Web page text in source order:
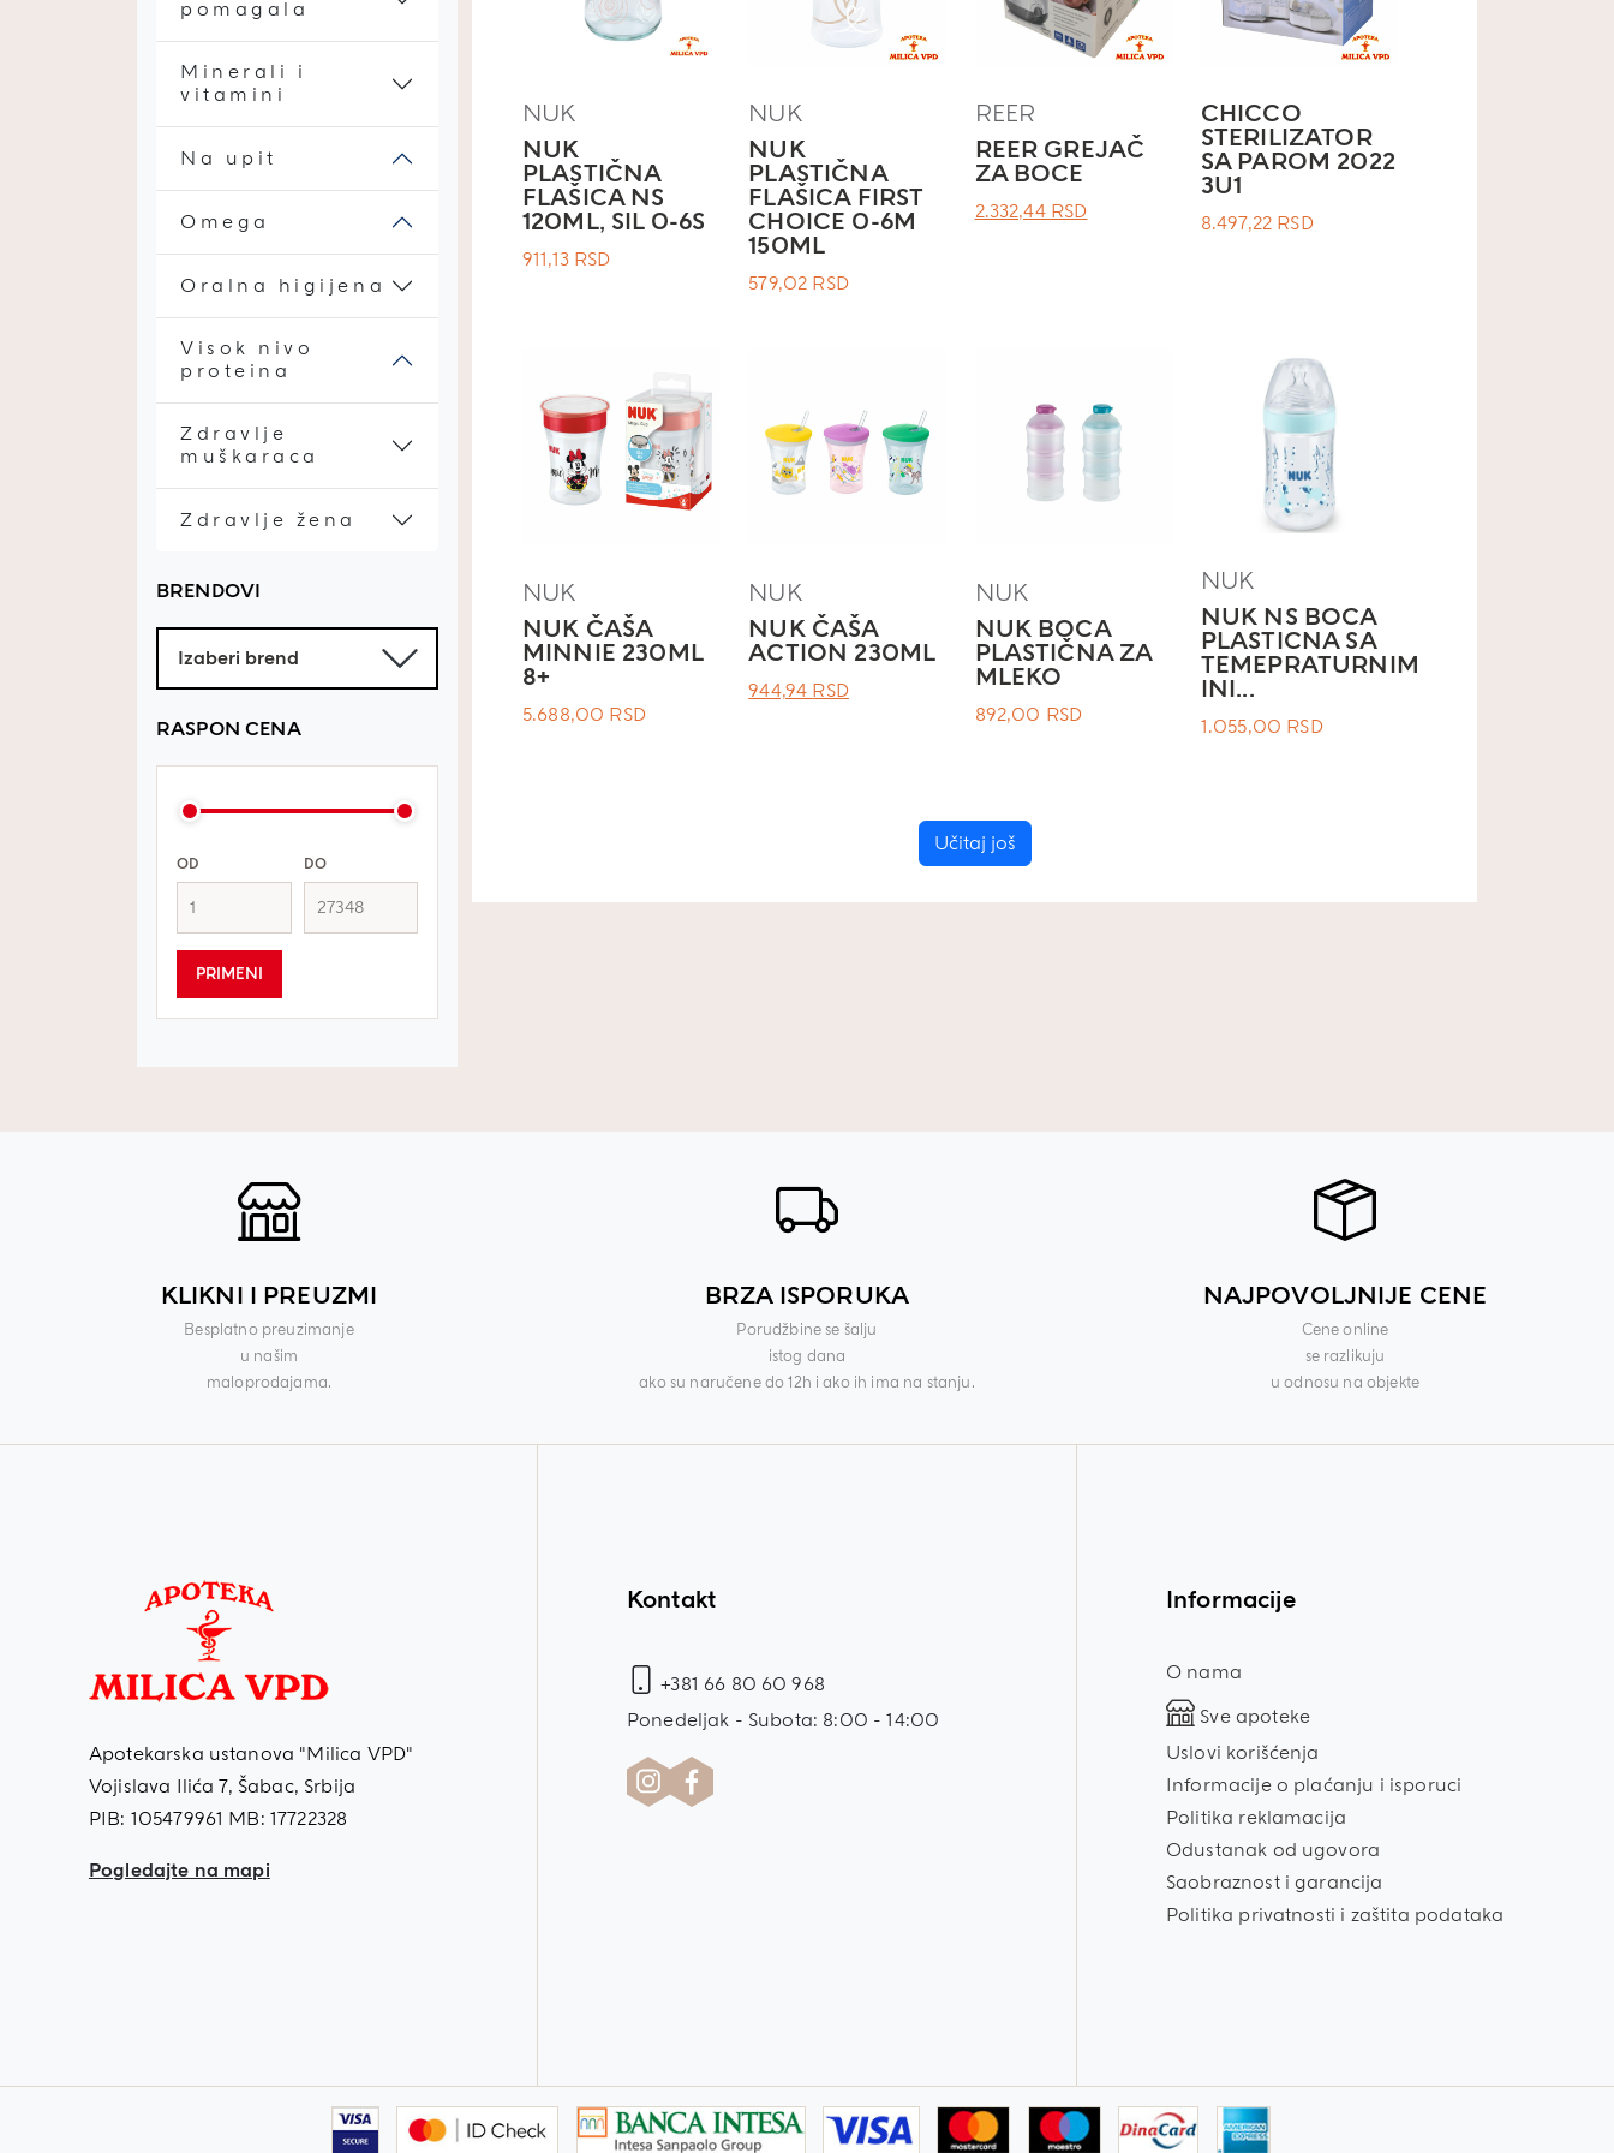
pomagala
Minerali i
vitamini
Na upit
Omega
Oralna higijena
Visok nivo
proteina
Zdravlje
muškaraca
Zdravlje žena
BRENDOVI
RASPON CENA
OD DO
PRIMENI
NUK
NUK
PLASTIČNA
FLAŠICA NS
120ML, SIL 0-6S
911,13 RSD
NUK
NUK
PLASTIČNA
FLAŠICA FIRST
CHOICE 0-6M
150ML
579,02 RSD
REER
REER GREJAČ
ZA BOCE
ОРИГИНАЛНА
2.332,44 RSDТРЕНУТНА
CHICCO
STERILIZATOR
SA PAROM 2022
3U1
8.497,22 RSD
NUK
NUK ČAŠA
MINNIE 230ML
8+
5.688,00 RSD
NUK
NUK ČAŠA
ACTION 230ML
ОРИГИНАЛНА
944,94 RSDТРЕНУТНА
NUK
NUK BOCA
PLASTIČNA ZA
MLEKO
892,00 RSD
NUK
NUK NS BOCA
PLASTICNA SA
TEMEPRATURNIM
INI...
1.055,00 RSD
Učitaj još
KLIKNI I PREUZMI
Besplatno preuzimanje
u našim
maloprodajama.
BRZA ISPORUKA
Porudžbine se šalju
istog dana
ako su naručene do 12h i ako ih ima na stanju.
NAJPOVOLJNIJE CENE
Cene online
se razlikuju
u odnosu na objekte
Apotekarska ustanova "Milica VPD"
Vojislava Ilića 7, Šabac, Srbija
PIB: 105479961 MB: 17722328
Pogledajte na mapi
Kontakt
+381 66 80 60 968
Ponedeljak - Subota: 8:00 - 14:00
Informacije
O nama
Sve apoteke
Uslovi korišćenja
Informacije o plaćanju i isporuci
Politika reklamacija
Odustanak od ugovora
Saobraznost i garancija
Politika privatnosti i zaštita podataka